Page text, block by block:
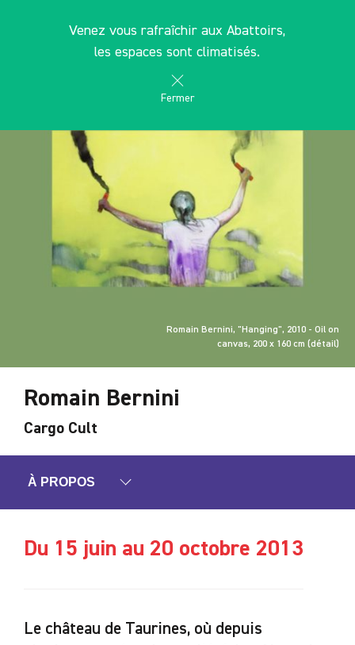
Venez vous rafraîchir aux Abattoirs,
les espaces sont climatisés.
Fermer
les Abattoirs Musée - Frac Occitanie Toulouse
FR
Romain Bernini, "Hanging", 2010 - Oil on
canvas, 200 x 160 cm (détail)
Romain Bernini
Cargo Cult
À PROPOS
Du 15 juin au 20 octobre 2013
Le château de Taurines, où depuis